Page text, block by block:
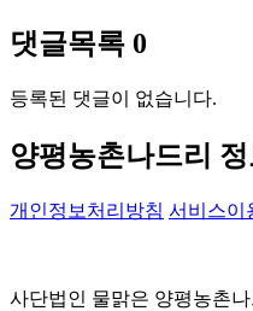
댓글목록 0
등록된 댓글이 없습니다.
양평농촌나드리
개인정보처리방침 서비스이
사단법인 물맑은 양평농촌나